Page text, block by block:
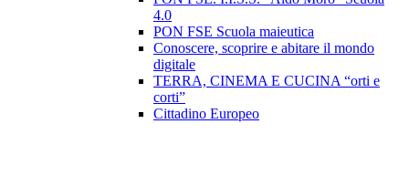
4.0
PON FSE Scuola maieutica
Conoscere, scoprire e abitare il mondo
digitale
TERRA, CINEMA E CUCINA “orti e
corti”
Cittadino Europeo